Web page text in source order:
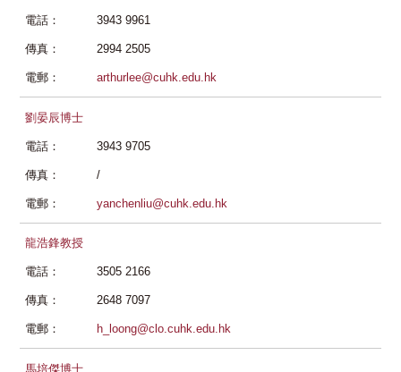
電話： 3943 9961
傳真： 2994 2505
電郵： arthurlee@cuhk.edu.hk
劉晏辰博士
電話： 3943 9705
傳真： /
電郵： yanchenliu@cuhk.edu.hk
龍浩鋒教授
電話： 3505 2166
傳真： 2648 7097
電郵： h_loong@clo.cuhk.edu.hk
馬培傑博士